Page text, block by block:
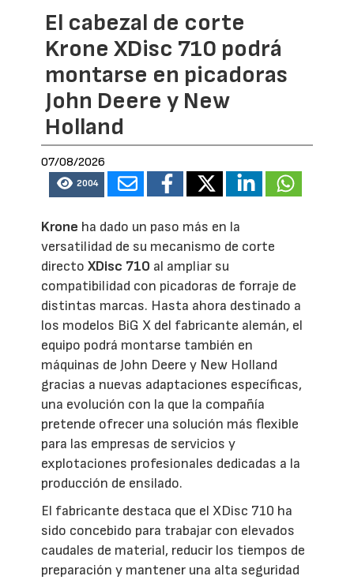
El cabezal de corte
Krone XDisc 710 podrá
montarse en picadoras
John Deere y New
Holland
07/08/2026
2004
Krone ha dado un paso más en la
versatilidad de su mecanismo de corte
directoXDisc 710 al ampliar su
compatibilidad con picadoras de forraje de
distintas marcas. Hasta ahora destinado a
los modelos BiG X del fabricante alemán, el
equipo podrá montarse también en
máquinas de John Deere y New Holland
gracias a nuevas adaptaciones específicas,
una evolución con la que la compañía
pretende ofrecer una solución más flexible
para las empresas de servicios y
explotaciones profesionales dedicadas a la
producción de ensilado.
El fabricante destaca que el XDisc 710 ha
sido concebido para trabajar con elevados
caudales de material, reducir los tiempos de
preparación y mantener una alta seguridad